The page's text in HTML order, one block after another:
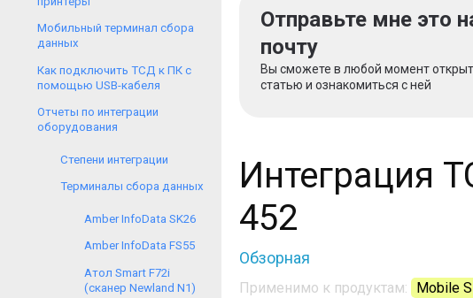
Мобильный терминал сбора
данных
Как подключить ТСД к ПК с
помощью USB-кабеля
Отчеты по интеграции
оборудования
Степени интеграции
Терминалы сбора данных
Amber InfoData SK26
Amber InfoData FS55
Атол Smart F72i
(сканер Newland N1)
Отправьте мне это
почту
Вы сможете в любой момент
статью и ознакомиться с ней
Интеграция
452
Обзорная
Применимо к продуктам: Mobile